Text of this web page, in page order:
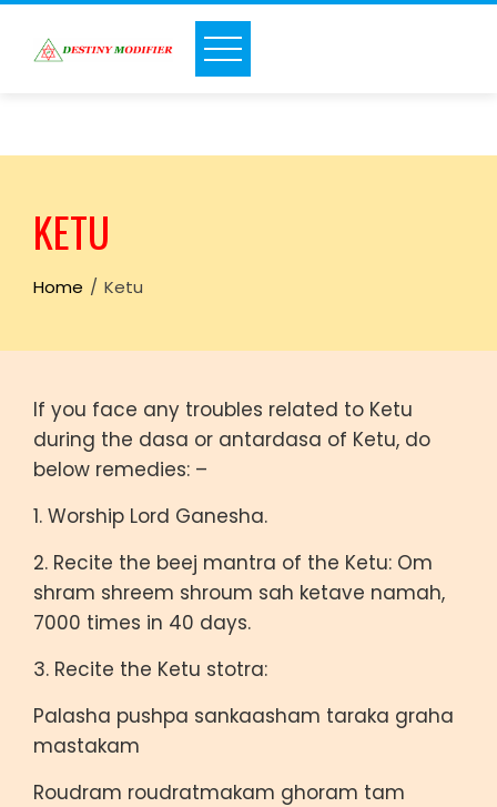
Skip
KETU
Home Ketu
If you face any troubles related to Ketu
during the dasa or antardasa of Ketu, do
below remedies: –
1. Worship Lord Ganesha.
2. Recite the beej mantra of the Ketu: Om
shram shreem shroum sah ketave namah,
7000 times in 40 days.
3. Recite the Ketu stotra:
Palasha pushpa sankaasham taraka graha
mastakam
Roudram roudratmakam ghoram tam